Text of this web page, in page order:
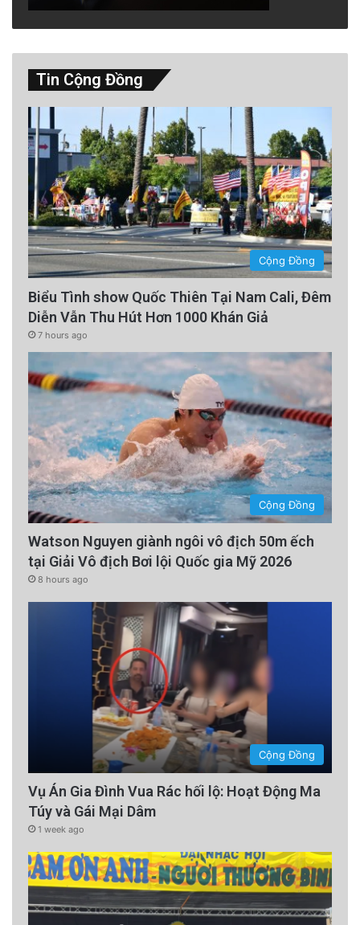
Tin Cộng Đồng
Cộng Đồng
Biểu Tình show Quốc Thiên Tại Nam Cali, Đêm
Diễn Vẫn Thu Hút Hơn 1000 Khán Giả
7 hours ago
Cộng Đồng
Watson Nguyen giành ngôi vô địch 50m ếch
tại Giải Vô địch Bơi lội Quốc gia Mỹ 2026
8 hours ago
Cộng Đồng
Vụ Án Gia Đình Vua Rác hối lộ: Hoạt Động Ma
Túy và Gái Mại Dâm
1 week ago